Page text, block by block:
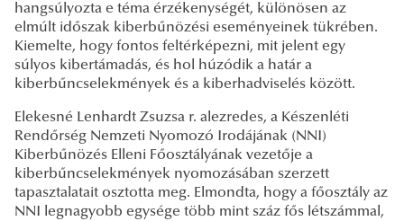
hangsúlyozta e téma érzékenységét, különösen az
elmúlt időszak kiberbűnözési eseményeinek tükrében.
Kiemelte, hogy fontos feltérképezni, mit jelent egy
súlyos kibertámadás, és hol húzódik a határ a
kiberbűncselekmények és a kiberhadviselés között.
Elekesné Lenhardt Zsuzsa r. alezredes, a Készenléti
Rendőrség Nemzeti Nyomozó Irodájának (NNI)
Kiberbűnözés Elleni Főosztályának vezetője a
kiberbűncselekmények nyomozásában szerzett
tapasztalatait osztotta meg. Elmondta, hogy a főosztály az
NNI legnagyobb egysége több mint száz fős létszámmal,